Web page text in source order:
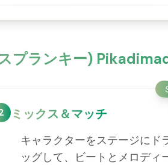
プランキー)
ミックス＆マッチ
キャラクターをステージにド
ッグして、ビートとメロディ